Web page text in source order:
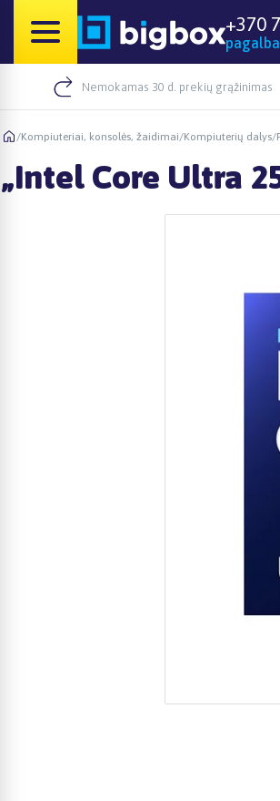
+370
Nemokamas 30 d. prekių grąžinimas
/Kompiuteriai, konsolės, žaidimai/Kompiuterių dalys/
„Intel Core Ultra